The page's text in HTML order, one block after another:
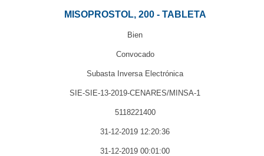
MISOPROSTOL, 200 - TABLETA
Bien
Convocado
Subasta Inversa Electrónica
SIE-SIE-13-2019-CENARES/MINSA-1
5118221400
31-12-2019 12:20:36
31-12-2019 00:01:00